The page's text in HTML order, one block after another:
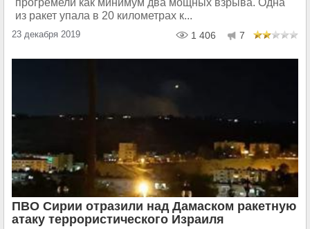
из ракет упала в 20 километрах к...
23 декабря 2019 1 406 7
ПВО Сирии отразили над Дамаском ракетную
атаку террористического Израиля